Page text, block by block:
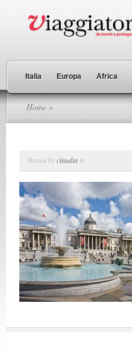
Italia Europa Africa
Home »
Posted byclaudia in